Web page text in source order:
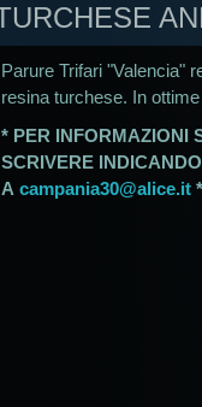
Parure Trifari "Valencia"
resina turchese. In
* PER INFORMAZIONI
SCRIVERE
A campania30@alice.it *